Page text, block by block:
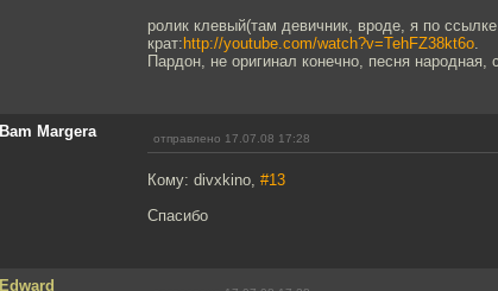
ролик клевый(там девичник, вроде, я по
крат: http://youtube.com/watch?v=TehFZ38kt6o.
Пардон, не оригинал конечно, песня
Bam Margera отправлено 17.07.08 17:28
Кому: divxkino, #13
Спасибо
Edward